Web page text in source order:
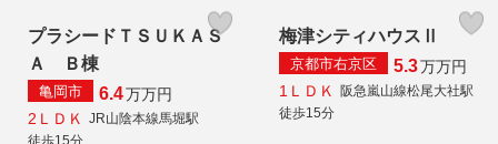
プラシードＴＳＵＫＡＳ
Ａ Ｂ棟
亀岡市 6.4万万円
2ＬＤＫ
JR山陰本線馬堀駅
徒歩15分
梅津シティハウスⅡ
京都市右京区 5.3万万円
1ＬＤＫ
阪急嵐山線松尾大社駅
徒歩15分